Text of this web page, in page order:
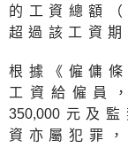
的工資總額
超過該工資
根據《僱傭
工資給僱員
350,000元及監
資亦屬犯罪